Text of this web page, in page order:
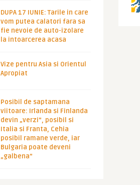
DUPA 17 IUNIE: Tarile in care
vom putea calatori fara sa
fie nevoie de auto-izolare
la intoarcerea acasa
Vize pentru Asia si Orientul
Apropiat
Posibil de saptamana
viitoare: Irlanda si Finlanda
devin „verzi”, posibil si
Italia si Franta, Cehia
posibil ramane verde, iar
Bulgaria poate deveni
„galbena”